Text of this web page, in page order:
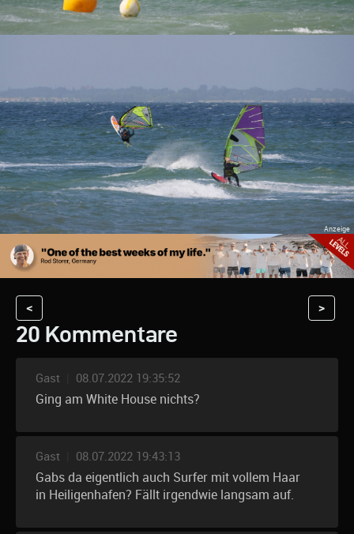
< >
20 Kommentare
Gast 08.07.2022 19:35:52
Ging am White House nichts?
Gast 08.07.2022 19:43:13
Gabs da eigentlich auch Surfer mit vollem Haar
in Heiligenhafen? Fällt irgendwie langsam auf.